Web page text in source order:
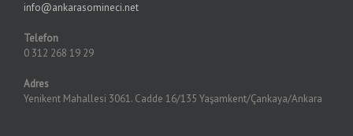
info@ankarasomineci.net
Telefon
0 312 268 19 29
Adres
Yenikent Mahallesi 3061. Cadde 16/135 Yaşamkent/Çankaya/Ankara